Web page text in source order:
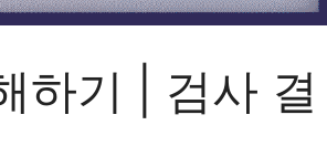
하기 | 검사 결